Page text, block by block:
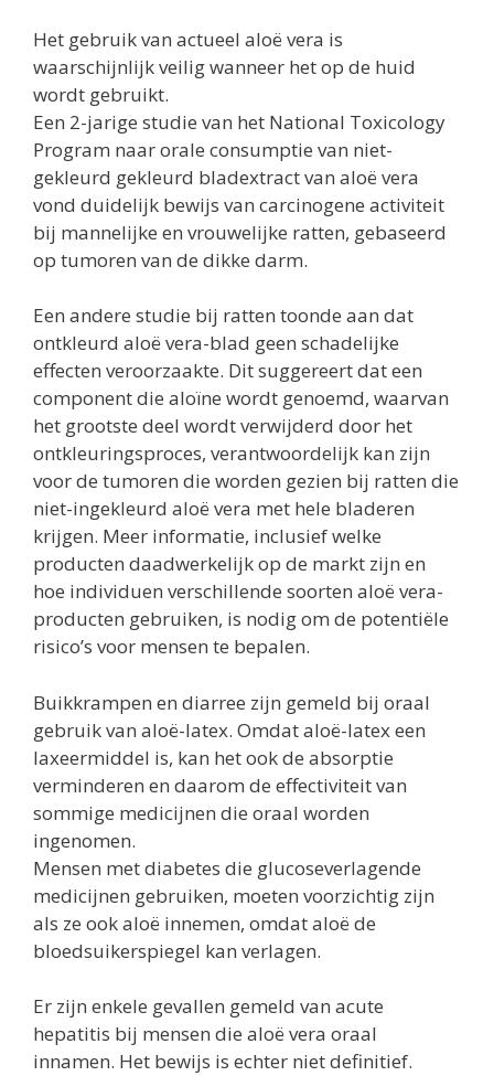
Het gebruik van actueel aloë vera is
waarschijnlijk veilig wanneer het op de huid
wordt gebruikt.
Een 2-jarige studie van het National Toxicology
Program naar orale consumptie van niet-
gekleurd gekleurd bladextract van aloë vera
vond duidelijk bewijs van carcinogene activiteit
bij mannelijke en vrouwelijke ratten, gebaseerd
op tumoren van de dikke darm.
Een andere studie bij ratten toonde aan dat
ontkleurd aloë vera-blad geen schadelijke
effecten veroorzaakte. Dit suggereert dat een
component die aloïne wordt genoemd, waarvan
het grootste deel wordt verwijderd door het
ontkleuringsproces, verantwoordelijk kan zijn
voor de tumoren die worden gezien bij ratten die
niet-ingekleurd aloë vera met hele bladeren
krijgen. Meer informatie, inclusief welke
producten daadwerkelijk op de markt zijn en
hoe individuen verschillende soorten aloë vera-
producten gebruiken, is nodig om de potentiële
risico’s voor mensen te bepalen.
Buikkrampen en diarree zijn gemeld bij oraal
gebruik van aloë-latex. Omdat aloë-latex een
laxeermiddel is, kan het ook de absorptie
verminderen en daarom de effectiviteit van
sommige medicijnen die oraal worden
ingenomen.
Mensen met diabetes die glucoseverlagende
medicijnen gebruiken, moeten voorzichtig zijn
als ze ook aloë innemen, omdat aloë de
bloedsuikerspiegel kan verlagen.
Er zijn enkele gevallen gemeld van acute
hepatitis bij mensen die aloë vera oraal
innamen. Het bewijs is echter niet definitief.